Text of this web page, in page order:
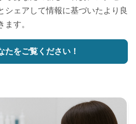
シェアして情報に基づいたより良
す。
たをご覧ください！